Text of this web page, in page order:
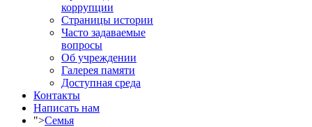
коррупции
Страницы истории
Часто задаваемые
вопросы
Об учреждении
Галерея памяти
Доступная среда
Контакты
Написать нам
">Семья